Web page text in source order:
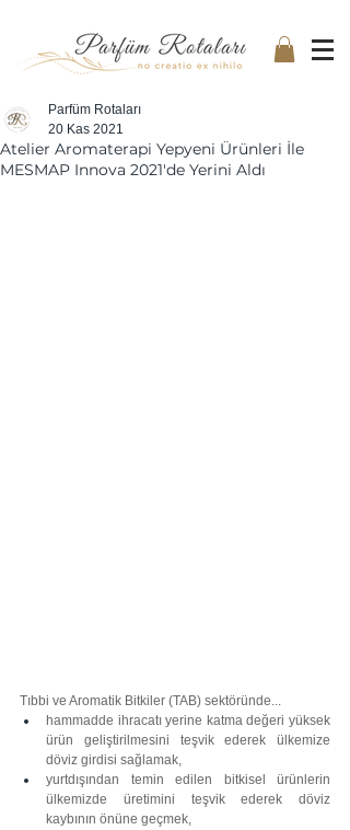
Atelier Aromaterapi Yepyeni Ürünleri İle
MESMAP Innova 2021'de Yerini Aldı
Parfüm Rotaları
20 Kas 2021
Tıbbi ve Aromatik Bitkiler (TAB) sektöründe...
hammadde ihracatı yerine katma değeri yüksek
ürün geliştirilmesini teşvik ederek ülkemize
döviz girdisi sağlamak,
yurtdışından temin edilen bitkisel ürünlerin
ülkemizde üretimini teşvik ederek döviz
kaybının önüne geçmek,